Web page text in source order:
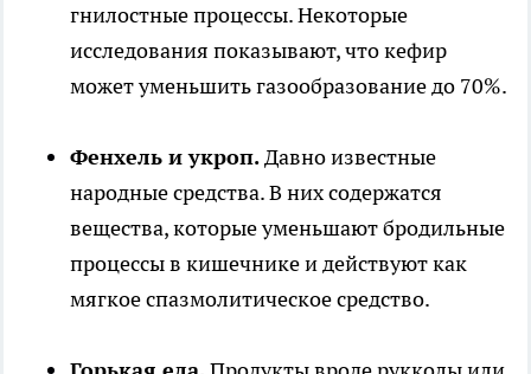
гнилостные процессы. Некоторые
исследования показывают, что кефир
может уменьшить газообразование до 70%.
Фенхель и укроп.Давно известные
народные средства. В них содержатся
вещества, которые уменьшают бродильные
процессы в кишечнике и действуют как
мягкое спазмолитическое средство.